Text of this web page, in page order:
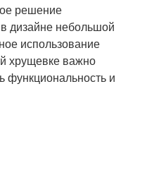
решение
дизайне небольшой
использование
хрущевке важно
функциональность и